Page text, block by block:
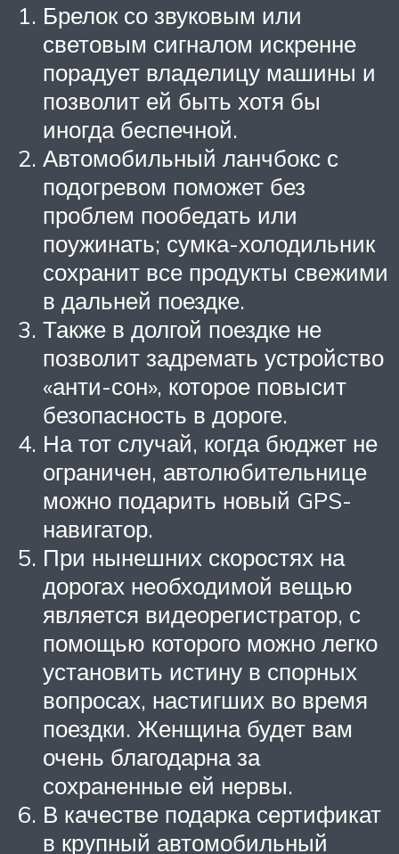
Брелок со звуковым или
световым сигналом искренне
порадует владелицу машины и
позволит ей быть хотя бы
иногда беспечной.
Автомобильный ланчбокс с
подогревом поможет без
проблем пообедать или
поужинать; сумка-холодильник
сохранит все продукты свежими
в дальней поездке.
Также в долгой поездке не
позволит задремать устройство
«анти-сон», которое повысит
безопасность в дороге.
На тот случай, когда бюджет не
ограничен, автолюбительнице
можно подарить новый GPS-
навигатор.
При нынешних скоростях на
дорогах необходимой вещью
является видеорегистратор, с
помощью которого можно легко
установить истину в спорных
вопросах, настигших во время
поездки. Женщина будет вам
очень благодарна за
сохраненные ей нервы.
В качестве подарка сертификат
в крупный автомобильный